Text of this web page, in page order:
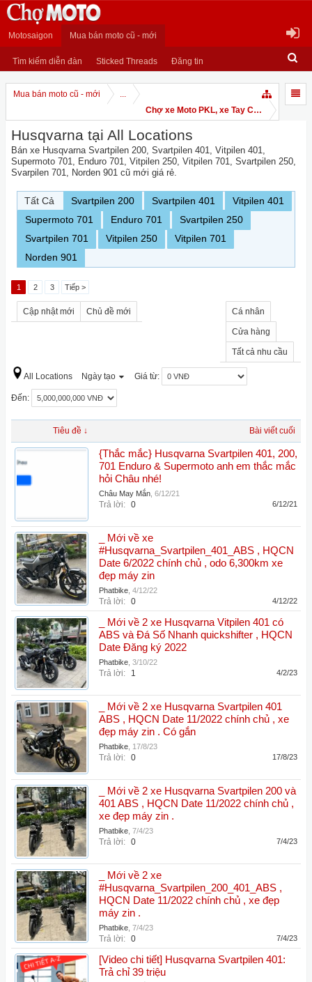
Motosaigon Mua bán moto cũ - mới
Tìm kiếm diễn đàn Sticked Threads Đăng tin
Mua bán moto cũ - mới
...
Chợ xe Moto PKL, xe Tay Côn
Husqvarna tại All Locations
Bán xe Husqvarna Svartpilen 200, Svartpilen 401, Vitpilen 401,
Supermoto 701, Enduro 701, Vitpilen 250, Vitpilen 701, Svartpilen 250,
Svarpilen 701, Norden 901 cũ mới giá rẻ.
Tất Cả Svartpilen 200 Svartpilen 401
Vitpilen 401
Supermoto 701
Enduro 701
Svartpilen 250
Svartpilen 701
Vitpilen 250
Vitpilen 701
Norden 901
1 2 3 Tiếp >
Cập nhật mới Chủ đề mới Cá nhân
Cửa hàng
Tất cả nhu cầu
All Locations Ngày tạo Giá từ:
Đến:
Tiêu đề ↓ Bài viết cuối
{Thắc mắc} Husqvarna Svartpilen 401, 200,
701 Enduro & Supermoto anh em thắc mắc
hỏi Châu nhé!
Châu May Mắn 6/12/21
Trả lời: 0 6/12/21
_ Mới về xe
#Husqvarna_Svartpilen_401_ABS , HQCN
Date 6/2022 chính chủ , odo 6,300km xe
đẹp máy zin
Phatbike 4/12/22
Trả lời: 0 4/12/22
_ Mới về 2 xe Husqvarna Vitpilen 401 có
ABS và Đá Số Nhanh quickshifter , HQCN
Date Đăng ký 2022
Phatbike 3/10/22
Trả lời: 1 4/2/23
_ Mới về 2 xe Husqvarna Svartpilen 401
ABS , HQCN Date 11/2022 chính chủ , xe
đẹp máy zin . Có gắn
Phatbike 17/8/23
Trả lời: 0 17/8/23
_ Mới về 2 xe Husqvarna Svartpilen 200 và
401 ABS , HQCN Date 11/2022 chính chủ ,
xe đẹp máy zin .
Phatbike 7/4/23
Trả lời: 0 7/4/23
_ Mới về 2 xe
#Husqvarna_Svartpilen_200_401_ABS ,
HQCN Date 11/2022 chính chủ , xe đẹp
máy zin .
Phatbike 7/4/23
Trả lời: 0 7/4/23
[Video chi tiết] Husqvarna Svartpilen 401:
Trả chỉ 39 triệu